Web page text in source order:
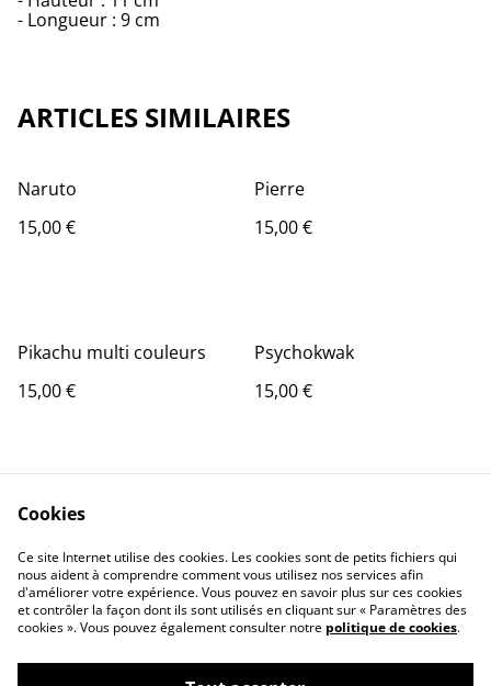
- Longueur : 9 cm
ARTICLES SIMILAIRES
Naruto
15,00 €
Pierre
15,00 €
Pikachu multi couleurs
15,00 €
Psychokwak
15,00 €
Contact Us
Legal Terms
Privacy Policy
Cookie Policy
Cookies
Ce site Internet utilise des cookies. Les cookies sont de petits fichiers qui
nous aident à comprendre comment vous utilisez nos services afin
d'améliorer votre expérience. Vous pouvez en savoir plus sur ces cookies
et contrôler la façon dont ils sont utilisés en cliquant sur « Paramètres des
cookies ». Vous pouvez également consulter notre politique de cookies.